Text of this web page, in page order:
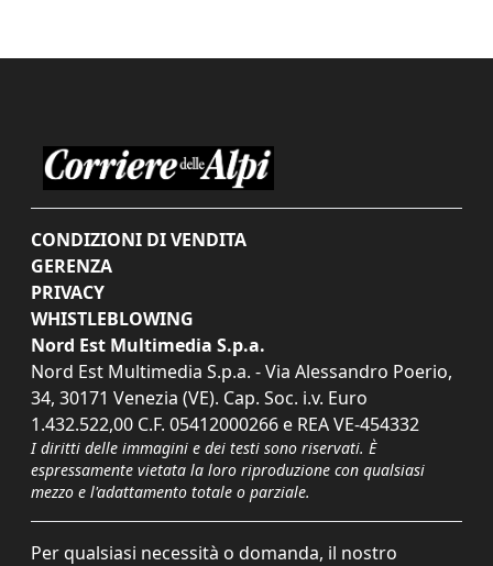
CONDIZIONI DI VENDITA
GERENZA
PRIVACY
WHISTLEBLOWING
Nord Est Multimedia S.p.a.
Nord Est Multimedia S.p.a. - Via Alessandro Poerio,
34, 30171 Venezia (VE). Cap. Soc. i.v. Euro
1.432.522,00 C.F. 05412000266 e REA VE-454332
I diritti delle immagini e dei testi sono riservati. È
espressamente vietata la loro riproduzione con qualsiasi
mezzo e l'adattamento totale o parziale.
Per qualsiasi necessità o domanda, il nostro